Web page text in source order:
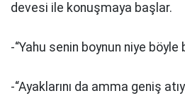
devesi ile konuşmaya başlar.
-“Yahu senin boynun niye böyle
-“Ayaklarını da amma geniş